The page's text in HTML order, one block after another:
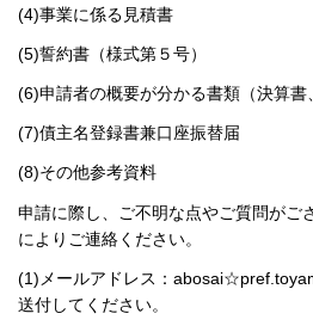
(4)事業に係る見積書
(5)誓約書（様式第５号）
(6)申請者の概要が分かる書類（決算書
(7)債主名登録書兼口座振替届
(8)その他参考資料
申請に際し、ご不明な点やご質問がご
によりご連絡ください。
(1)メールアドレス：
送付してください。